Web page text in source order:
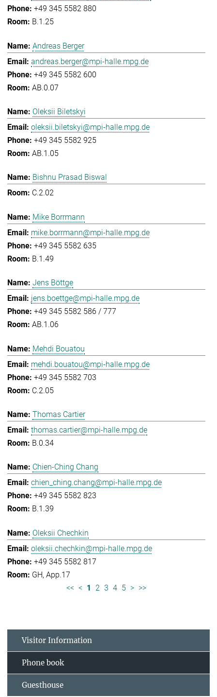
+49 345 5582 880
B.1.25
Andreas Berger
andreas.berger@mpi-halle.mpg.de
+49 345 5582 600
AB.0.07
Oleksii Biletskyi
oleksii.biletskyi@mpi-halle.mpg.de
+49 345 5582 925
AB.1.05
Bishnu Prasad Biswal
C.2.02
Mike Borrmann
mike.borrmann@mpi-halle.mpg.de
+49 345 5582 635
B.1.49
Jens Böttge
jens.boettge@mpi-halle.mpg.de
+49 345 5582 586 / 777
AB.1.06
Mehdi Bouatou
mehdi.bouatou@mpi-halle.mpg.de
+49 345 5582 703
C.2.05
Thomas Cartier
thomas.cartier@mpi-halle.mpg.de
B.0.34
Chien-Ching Chang
chien_ching.chang@mpi-halle.mpg.de
+49 345 5582 823
B.1.39
Oleksii Chechkin
oleksii.chechkin@mpi-halle.mpg.de
+49 345 5582 817
GH, App.17
<< < 1 2 3 4 5 > >>
Visitor Information
Phone book
Guesthouse